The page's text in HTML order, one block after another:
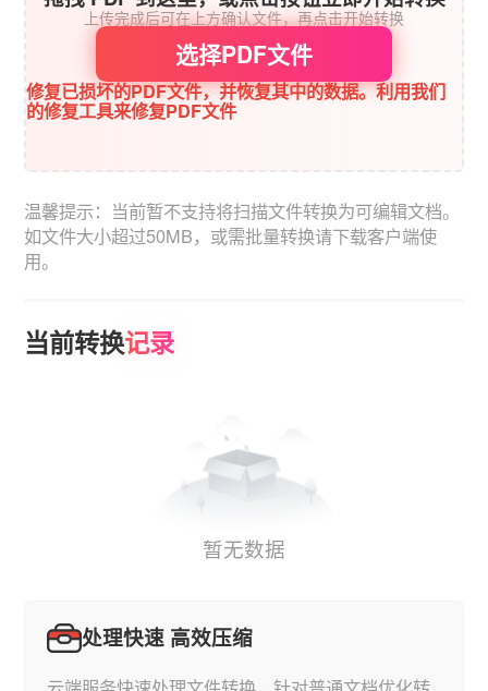
上传完成后可在上方确认文件，再点击开始转换
选择PDF文件
修复已损坏的PDF文件，并恢复其中的数据。利用我们
的修复工具来修复PDF文件
温馨提示：当前暂不支持将扫描文件转换为可编辑文档。
如文件大小超过50MB，或需批量转换请下载客户端使
用。
当前转换记录
暂无数据
处理快速 高效压缩